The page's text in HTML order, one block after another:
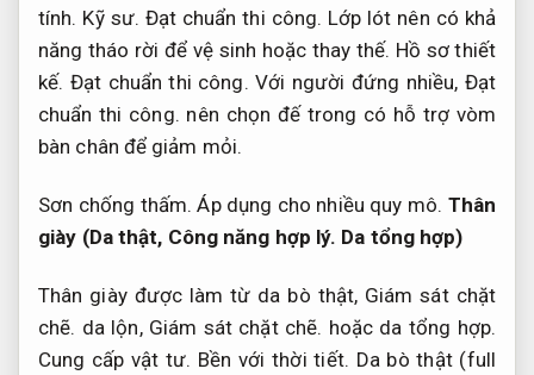
tính. Kỹ sư. Đạt chuẩn thi công. Lớp lót nên có khả
năng tháo rời để vệ sinh hoặc thay thế. Hồ sơ thiết
kế. Đạt chuẩn thi công. Với người đứng nhiều, Đạt
chuẩn thi công. nên chọn đế trong có hỗ trợ vòm
bàn chân để giảm mỏi.
Sơn chống thấm. Áp dụng cho nhiều quy mô. Thân
giày (Da thật, Công năng hợp lý. Da tổng hợp)
Thân giày được làm từ da bò thật, Giám sát chặt
chẽ. da lộn, Giám sát chặt chẽ. hoặc da tổng hợp.
Cung cấp vật tư. Bền với thời tiết. Da bò thật (full